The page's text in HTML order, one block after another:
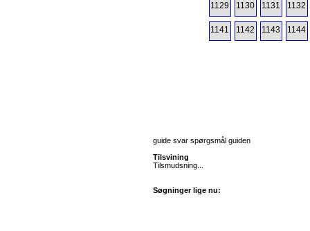
1129 1130 1131 1132
1141 1142 1143 1144
guide svar spørgsmål guiden
Tilsvining
Tilsmudsning...
Søgninger lige nu: